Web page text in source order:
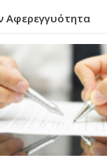
Αφερεγγυότητα